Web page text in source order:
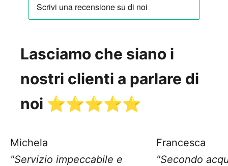
Lasciamo che siano i
nostri clienti a parlare di
noi ⭐️⭐️⭐️⭐️⭐️
Michela
"Servizio impeccabile e
Francesca
"Secondo